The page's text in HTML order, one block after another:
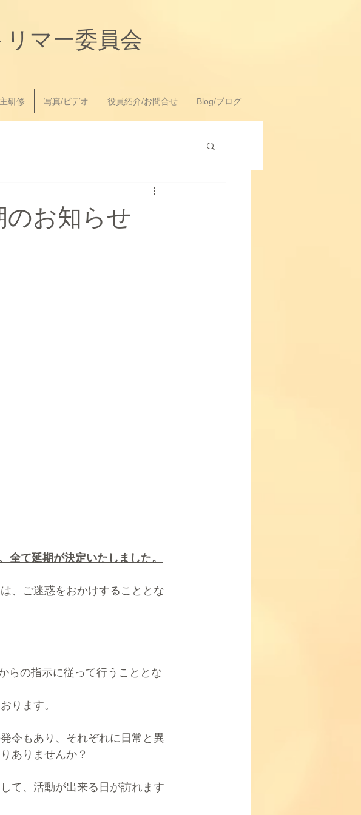
リマー委員会
研修 写真/ビデオ 役員紹介/お問合せ Blog/ブログ
のお知らせ
て延期が決定いたしました。
、ご迷惑をおかけすることとな
らの指示に従って行うこととな
ります。
令もあり、それぞれに日常と異
ありませんか？
て、活動が出来る日が訪れます